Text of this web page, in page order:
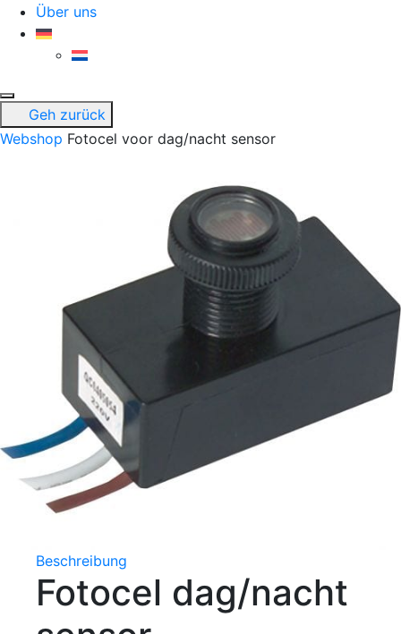
Über uns
Geh zurück
Webshop Fotocel voor dag/nacht sensor
Beschreibung
Fotocel dag/nacht